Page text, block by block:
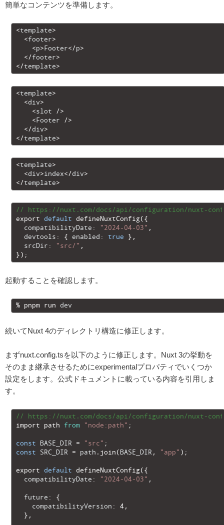
簡単なコンテンツを準備します。
<template>
<footer>
<p> Footer< /p>
< /footer>
< /template>
<template>
<div>
<slot />
<Footer />
< /div>
< /template>
<template>
<div>index</div>
</template>
// https://nuxt.com/docs/api/configuration/nuxt-
export
default defineNuxtConfig( {
compatibilityDate : "2024-04-03" ,
devtools : { enabled : true } ,
srcDir : "src/" ,
} ) ;
起動することを確認します。
% pnpm run dev
続いてNuxt 4のディレクトリ構造に修正します。
まずnuxt.config.tsを以下のように修正します。Nuxt 3の挙動を
そのまま継承させるためにexperimentalプロパティでいくつか
設定をします。公式ドキュメントに載っている内容を引用しま
す。
// https://nuxt.com/docs/api/configuration/nuxt-
import path from "node:path" ;
const BASE_DIR = "src" ;
const
SRC_DIR = path . join ( BASE_DIR , "app" ) ;
export default defineNuxtConfig( {
compatibilityDate : "2024-04-03" ,
future :
{
compatibilityVersion : 4,
} ,